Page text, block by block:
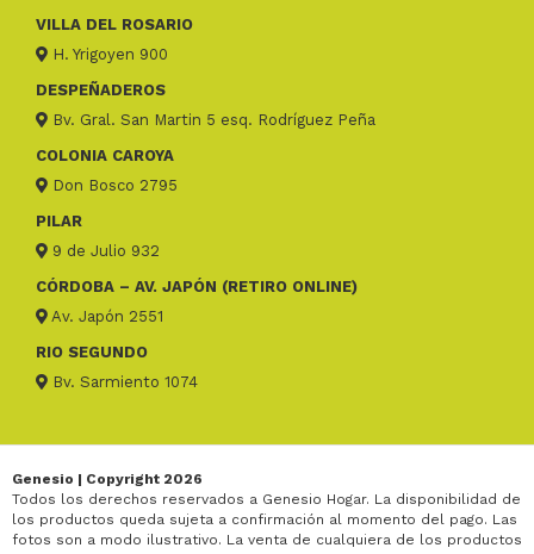
VILLA DEL ROSARIO
H. Yrigoyen 900
DESPEÑADEROS
Bv. Gral. San Martin 5 esq. Rodríguez Peña
COLONIA CAROYA
Don Bosco 2795
PILAR
9 de Julio 932
CÓRDOBA – AV. JAPÓN (RETIRO ONLINE)
Av. Japón 2551
RIO SEGUNDO
Bv. Sarmiento 1074
Genesio | Copyright 2026
Todos los derechos reservados a Genesio Hogar. La disponibilidad de
los productos queda sujeta a confirmación al momento del pago. Las
fotos son a modo ilustrativo. La venta de cualquiera de los productos